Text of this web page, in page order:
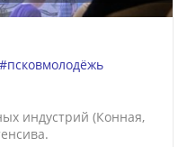
#псковмолодёжь
индустрий (Конная,